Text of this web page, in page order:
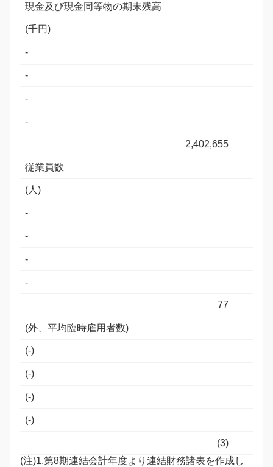
現金及び現金同等物の期末残高
(千円)
-
-
-
-
2,402,655
従業員数
(人)
-
-
-
-
77
(外、平均臨時雇用者数)
(-)
(-)
(-)
(-)
(3)
(注)1.第8期連結会計年度より連結財務諸表を作成し